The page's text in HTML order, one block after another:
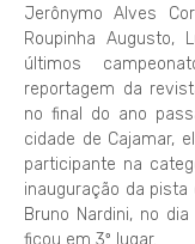
Jerônymo Alves
Roupinha
últimos
reportagem da
no final do ano
cidade de Cajamar,
participante na
inauguração da pista
Bruno Nardini, no
ficou em 3º lugar.